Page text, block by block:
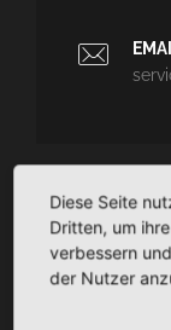
GEOTOP
Diese Seite
Dritten, um
verbessern
der Nutzer